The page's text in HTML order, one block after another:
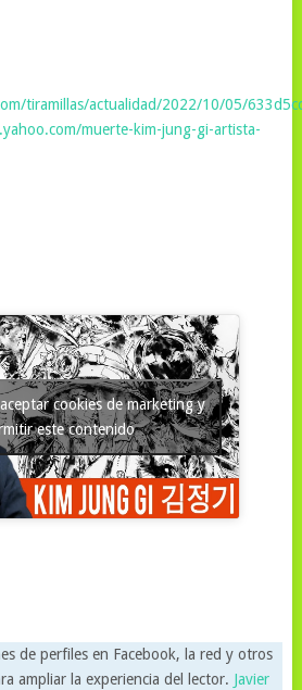
tiramillas/actualidad/2022/10/05/
muerte-kim-jung-gi-artista-
cookies de marketing y
este contenido
de perfiles en Facebook, la red y otros
ampliar la experiencia del lector. Javier